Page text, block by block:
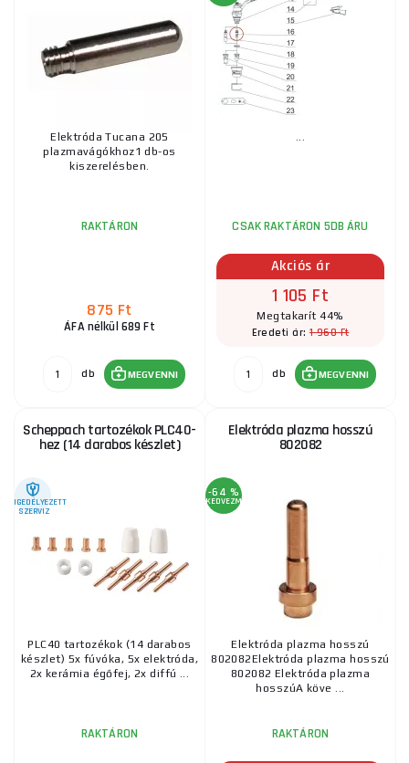
P50 Elektróda rövid
MEGVENNI
S74-105 plazma elektródszabvány
Elektróda Tucana 205
plazmavágókhoz1 db-os
kiszerelésben.
RAKTÁRON
875 Ft
ÁFA nélkül 689 Ft
db MEGVENNI
...
CSAK RAKTÁRON 5DB ÁRU
Akciós ár
1 105 Ft
Megtakarít 44%
Eredeti ár:1 960 Ft
db MEGVENNI
Scheppach tartozékok PLC40-
hez (14 darabos készlet)
ENGEDÉLYEZETT
SZERVIZ
PLC40 tartozékok (14 darabos
készlet) 5x fúvóka, 5x elektróda,
2x kerámia égőfej, 2x diffú ...
RAKTÁRON
Elektróda plazma hosszú
802082
-64 %
KEDVEZMÉNY
Elektróda plazma hosszú
802082Elektróda plazma hosszú
802082 Elektróda plazma
hosszúA köve ...
RAKTÁRON